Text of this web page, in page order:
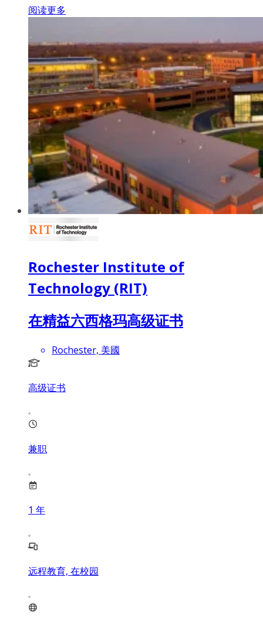
阅读更多
Rochester Institute of
Technology (RIT)
在精益六西格玛高级证书
Rochester, 美國
高级证书
兼职
1 年
远程教育, 在校园